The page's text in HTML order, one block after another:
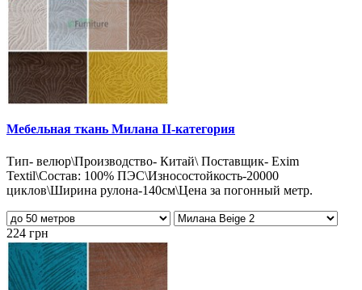
Мебельная ткань Милана II-категория
Тип- велюр\Производство- Китай\ Поставщик- Exim
Textil\Состав: 100% ПЭС\Износостойкость-20000
циклов\Ширина рулона-140см\Цена за погонный метр.
224 грн